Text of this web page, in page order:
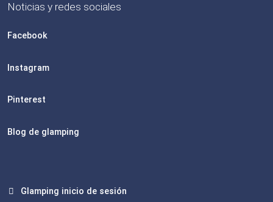
Noticias y redes sociales
Facebook
Instagram
Pinterest
Blog de glamping
Glamping inicio de sesión